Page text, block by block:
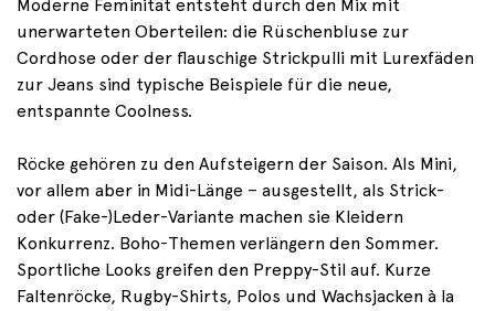
Moderne Feminität entsteht durch den Mix mit
unerwarteten Oberteilen: die Rüschenbluse zur
Cordhose oder der flauschige Strickpulli mit Lurexfäden
zur Jeans sind typische Beispiele für die neue,
entspannte Coolness.
Röcke gehören zu den Aufsteigern der Saison. Als Mini,
vor allem aber in Midi-Länge – ausgestellt, als Strick-
oder (Fake-)Leder-Variante machen sie Kleidern
Konkurrenz. Boho-Themen verlängern den Sommer.
Sportliche Looks greifen den Preppy-Stil auf. Kurze
Faltenröcke, Rugby-Shirts, Polos und Wachsjacken à la